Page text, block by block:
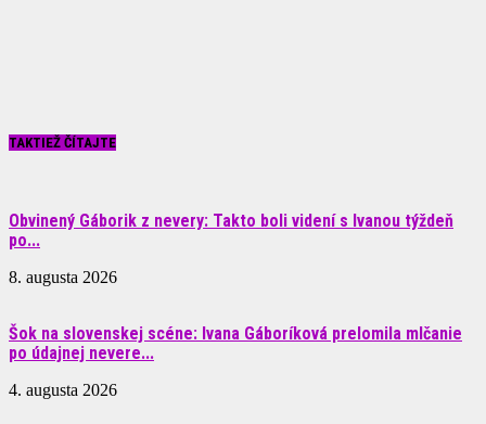
TAKTIEŽ ČÍTAJTE
Obvinený Gáborik z nevery: Takto boli videní s Ivanou týždeň
po...
8. augusta 2026
Šok na slovenskej scéne: Ivana Gáboríková prelomila mlčanie
po údajnej nevere...
4. augusta 2026